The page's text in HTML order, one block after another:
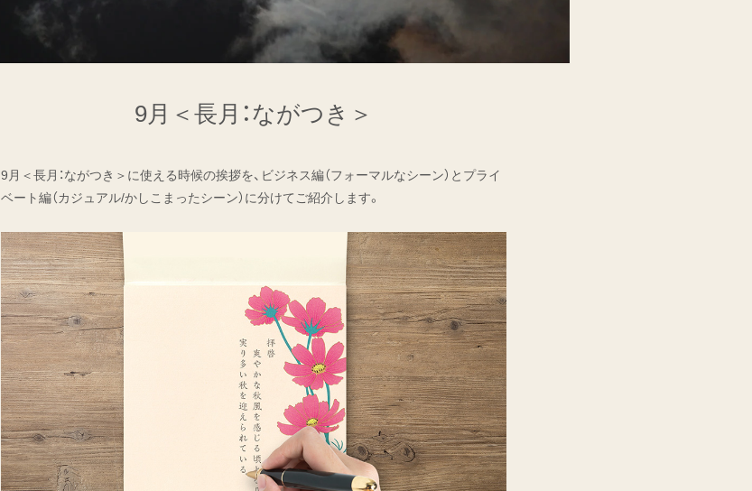
9月＜長月：ながつき＞
9月＜長月：ながつき＞に使える時候の挨拶を、ビジネス編（フォーマルなシーン）とプライ
ベート編（カジュアル/かしこまったシーン）に分けてご紹介します。